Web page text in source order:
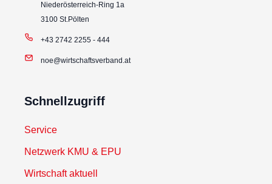
Niederösterreich-Ring 1a
3100 St.Pölten
+43 2742 2255 - 444
noe@wirtschaftsverband.at
Schnellzugriff
Service
Netzwerk KMU & EPU
Wirtschaft aktuell